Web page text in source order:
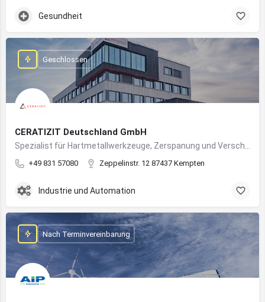
Gesundheit
CERATIZIT Deutschland GmbH
+49 831 57080 Zeppelinstr. 12 87437 Kempten
Geschlossen
Industrie und Automation
Nach Terminvereinbarung